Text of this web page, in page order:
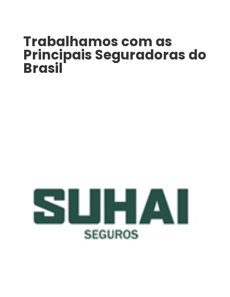
Trabalhamos com as
Principais Seguradoras do
Brasil